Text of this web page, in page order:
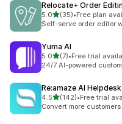
Relocate+ Order
5.0별 5개 중
(35)
총 리뷰 35개
•Free plan
Self-serve order editor
Yuma AI
5.0별 5개 중
(7)
총 리뷰 7개
•Free trial
24/7 AI-powered
Re:amaze AI
4.5별 5개 중
(142)
총 리뷰 142개
•Free trial
Convert more